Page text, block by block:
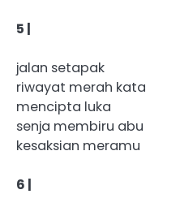
5 |
jalan setapak
riwayat merah kata
mencipta luka
senja membiru abu
kesaksian meramu
6 |